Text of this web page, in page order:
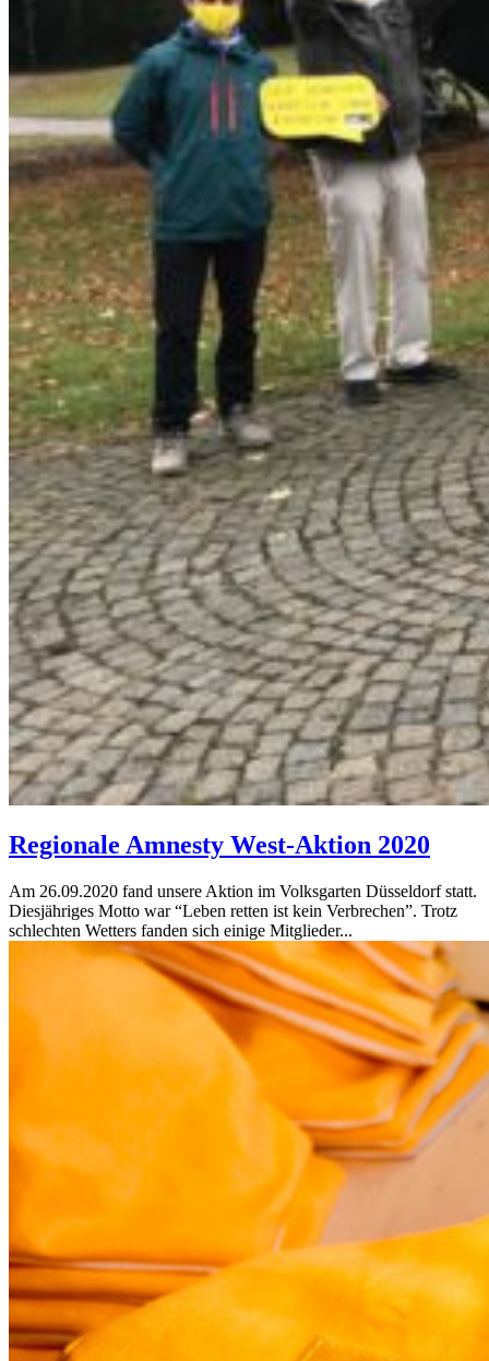
Regionale Amnesty West-Aktion 2020
Am 26.09.2020 fand unsere Aktion im Volksgarten Düsseldorf statt.
Diesjähriges Motto war “Leben retten ist kein Verbrechen”. Trotz
schlechten Wetters fanden sich einige Mitglieder...